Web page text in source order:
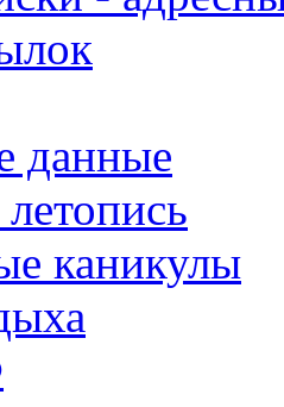
данные
каникулы